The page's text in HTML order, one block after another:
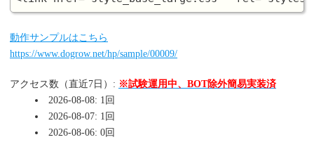
動作サンプルはこちら
https://www.dogrow.net/hp/sample/00009/
アクセス数（直近7日）: ※試験運用中、BOT除外簡易実装済
2026-08-08: 1回
2026-08-07: 1回
2026-08-06: 0回